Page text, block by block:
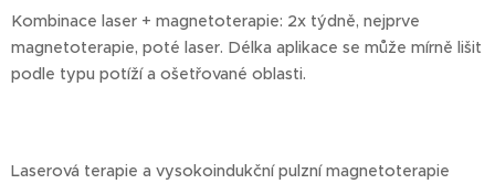
Kombinace laser + magnetoterapie: 2x týdně, nejprve
magnetoterapie, poté laser. Délka aplikace se může mírně lišit
podle typu potíží a ošetřované oblasti.
Laserová terapie a vysokoindukční pulzní magnetoterapie